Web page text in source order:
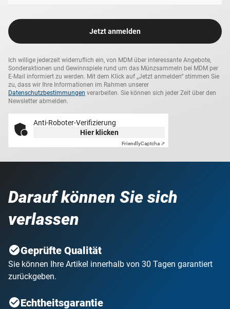
Jetzt anmelden
Ich willige jederzeit widerruflich ein, von MDM über interessante Angebote,
Sonderaktionen und Gewinnspiele rund um das Münzsammeln bei MDM per
E-Mail informiert zu werden. Mit dem Klick auf „Jetzt anmelden“ stimmen Sie
zu, dass wir Ihre Informationen im Rahmen unserer
Datenschutzbestimmungen verarbeiten. Sie können sich jeder Zeit über den
Newsletter abmelden.
Anti-Roboter-Verifizierung
Hier klicken
FriendlyCaptcha ⇗
Darauf können Sie sich
verlassen
Geprüfte Qualität
Sie können Ihre Artikel innerhalb von 30 Tagen garantiert
zurückgeben.
Echtheitsgarantie